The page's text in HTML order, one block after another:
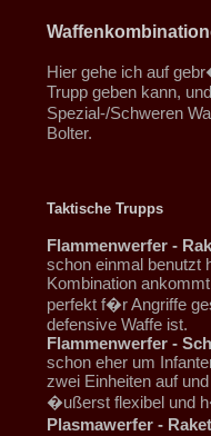
Hier gehe ich auf
Trupp geben kann,
Spezial-/Schweren
Bolter.
Taktische Trupps
Flammenwerfer -
schon einmal benutzt
Kombination
perfekt f�r Angriffe
defensive Waffe ist.
Flammenwerfer -
schon eher um
zwei Einheiten auf
�ußerst flexibel und
Plasmawerfer -